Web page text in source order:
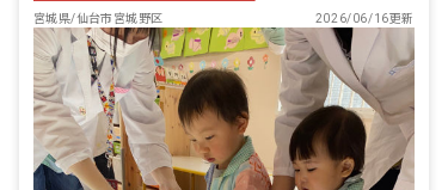
宮城県/仙台市宮城野区
2026/06/16更新